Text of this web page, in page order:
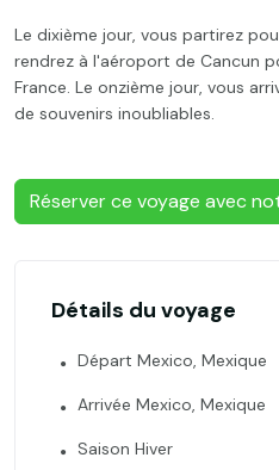
Le dixième jour, vous partirez
rendrez à l'aéroport de Cancun
France. Le onzième jour, vous
de souvenirs inoubliables.
Réserver ce voyage avec
Détails du voyage
Départ Mexico, Mexique
Arrivée Mexico, Mexique
Saison Hiver